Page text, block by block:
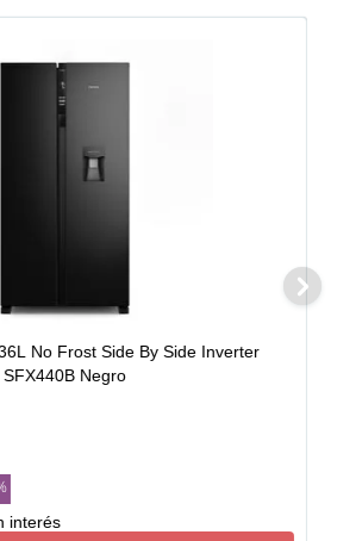
No Frost Side By Side Inverter
Negro
interés